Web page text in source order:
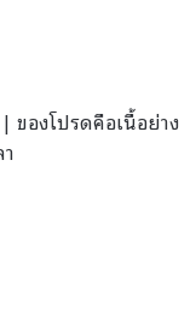
องโปรดคือเนื้อย่าง